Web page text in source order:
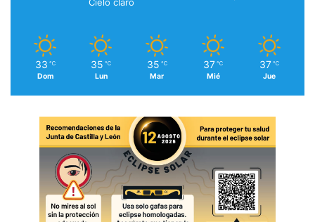
33 ℃
Dom
35 ℃
Lun
35 ℃
Mar
37 ℃
Mié
37 ℃
Jue